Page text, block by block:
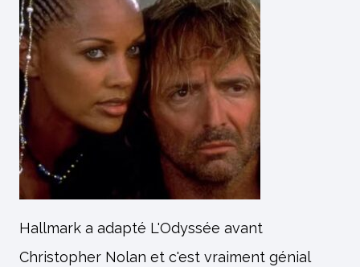
Hallmark a adapté L'Odyssée avant
Christopher Nolan et c'est vraiment génial